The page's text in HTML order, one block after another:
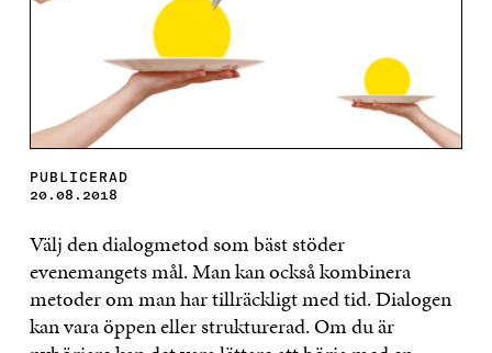
PUBLICERAD
20.08.2018
Välj den dialogmetod som bäst stöder
evenemangets mål. Man kan också kombinera
metoder om man har tillräckligt med tid. Dialogen
kan vara öppen eller strukturerad. Om du är